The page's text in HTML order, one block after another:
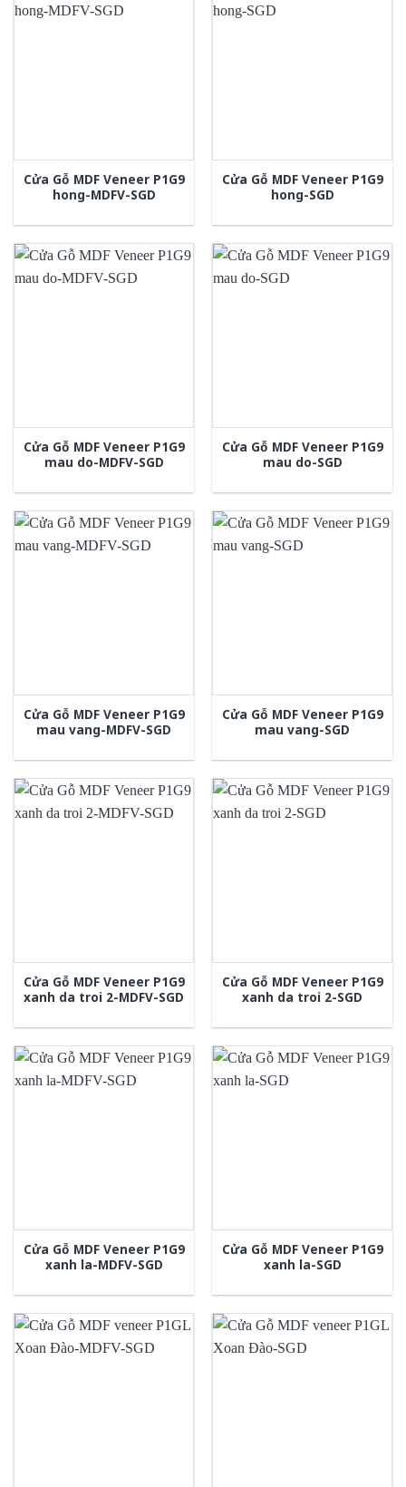
Cửa Gỗ MDF Veneer P1G9
hong-MDFV-SGD
Cửa Gỗ MDF Veneer P1G9
hong-SGD
Cửa Gỗ MDF Veneer P1G9
mau do-MDFV-SGD
Cửa Gỗ MDF Veneer P1G9
mau do-SGD
Cửa Gỗ MDF Veneer P1G9
mau vang-MDFV-SGD
Cửa Gỗ MDF Veneer P1G9
mau vang-SGD
Cửa Gỗ MDF Veneer P1G9
xanh da troi 2-MDFV-SGD
Cửa Gỗ MDF Veneer P1G9
xanh da troi 2-SGD
Cửa Gỗ MDF Veneer P1G9
xanh la-MDFV-SGD
Cửa Gỗ MDF Veneer P1G9
xanh la-SGD